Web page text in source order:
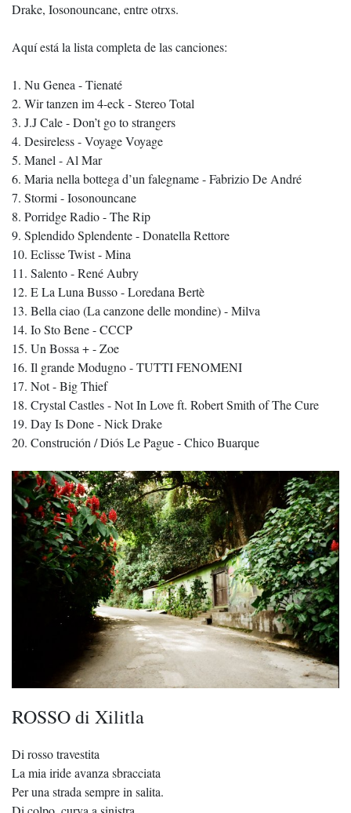
Drake, Iosonouncane, entre otrxs.
Aquí está la lista completa de las canciones:
1. Nu Genea - Tienaté
2. Wir tanzen im 4-eck - Stereo Total
3. J.J Cale - Don’t go to strangers
4. Desireless - Voyage Voyage
5. Manel - Al Mar
6. Maria nella bottega d’un falegname - Fabrizio De André
7. Stormi - Iosonouncane
8. Porridge Radio - The Rip
9. Splendido Splendente - Donatella Rettore
10. Eclisse Twist - Mina
11. Salento - René Aubry
12. E La Luna Busso - Loredana Bertè
13. Bella ciao (La canzone delle mondine) - Milva
14. Io Sto Bene - CCCP
15. Un Bossa + - Zoe
16. Il grande Modugno - TUTTI FENOMENI
17. Not - Big Thief
18. Crystal Castles - Not In Love ft. Robert Smith of The Cure
19. Day Is Done - Nick Drake
20. Construción / Diós Le Pague - Chico Buarque
ROSSO di Xilitla
Di rosso travestita
La mia iride avanza sbracciata
Per una strada sempre in salita.